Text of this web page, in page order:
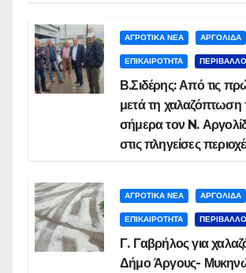
ΑΓΡΟΤΙΚΑ ΝΕΑ ΑΡΓΟΛΙΔΑ
ΕΠΙΚΑΙΡΟΤΗΤΑ
Β.Σιδέρης: Από τις
μετά τη χαλαζόπτωση
σήμερα τον N.
στις πληγείσες
ΑΓΡΟΤΙΚΑ ΝΕΑ ΑΡΓΟΛΙΔΑ
ΕΠΙΚΑΙΡΟΤΗΤΑ
Γ. Γαβρήλος για
Δήμο Άργους-